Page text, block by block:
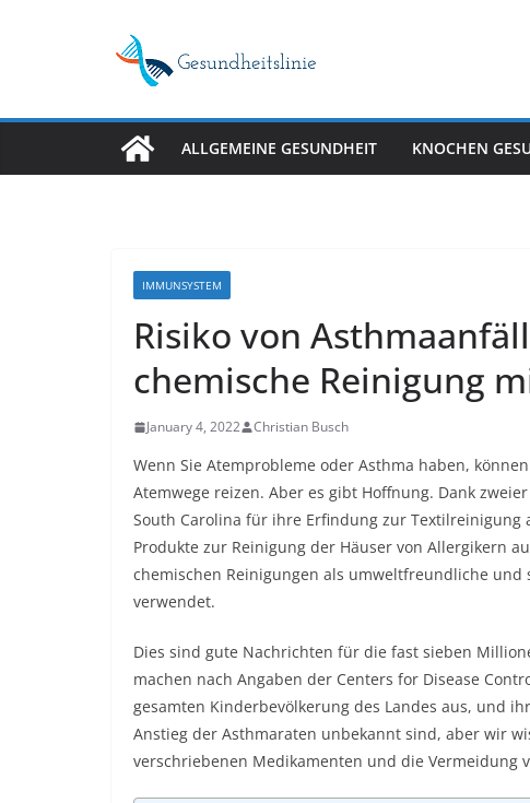
ALLGEMEINE GESUNDHEIT KNOCHEN
IMMUNSYSTEM
Risiko von
chemische Reinigung
January 4, 2022 Christian Busch
Wenn Sie Atemprobleme oder Asthma haben,
Atemwege reizen. Aber es gibt Hoffnung. Dank
South Carolina für ihre Erfindung zur Textilreinigung
Produkte zur Reinigung der Häuser von Allergikern
chemischen Reinigungen als umweltfreundliche
verwendet.
Dies sind gute Nachrichten für die fast sieben
machen nach Angaben der Centers for Disease
gesamten Kinderbevölkerung des Landes aus, und
Anstieg der Asthmaraten unbekannt sind, aber wir
verschriebenen Medikamenten und die Vermeidung